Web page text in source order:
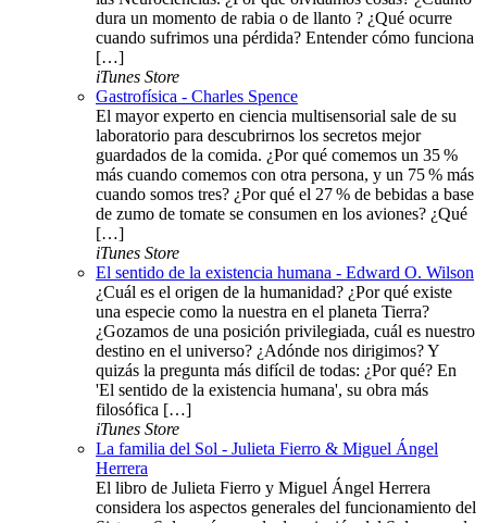
dura un momento de rabia o de llanto ? ¿Qué ocurre
cuando sufrimos una pérdida? Entender cómo funciona
[…]
iTunes Store
Gastrofísica - Charles Spence
El mayor experto en ciencia multisensorial sale de su
laboratorio para descubrirnos los secretos mejor
guardados de la comida. ¿Por qué comemos un 35 %
más cuando comemos con otra persona, y un 75 % más
cuando somos tres? ¿Por qué el 27 % de bebidas a base
de zumo de tomate se consumen en los aviones? ¿Qué
[…]
iTunes Store
El sentido de la existencia humana - Edward O. Wilson
¿Cuál es el origen de la humanidad? ¿Por qué existe
una especie como la nuestra en el planeta Tierra?
¿Gozamos de una posición privilegiada, cuál es nuestro
destino en el universo? ¿Adónde nos dirigimos? Y
quizás la pregunta más difícil de todas: ¿Por qué? En
'El sentido de la existencia humana', su obra más
filosófica […]
iTunes Store
La familia del Sol - Julieta Fierro & Miguel Ángel
Herrera
El libro de Julieta Fierro y Miguel Ángel Herrera
considera los aspectos generales del funcionamiento del